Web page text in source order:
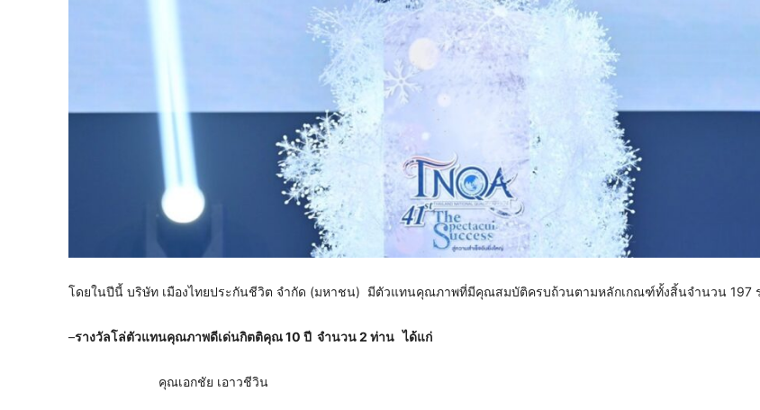
โดยในปีนี้ บริษัท เมืองไทยประกันชีวิต จำกัด (มหาชน) มีตัวแทนคุณภาพที่มีคุณสมบัติครบถ้วนตามหลักเกณฑ์ทั้งสิ้นจำนวน 197
–รางวัลโล่ตัวแทนคุณภาพดีเด่นกิตติคุณ10 ปี จำนวน 2 ท่าน ได้แก่
คุณเอกชัย เอาวชีวิน